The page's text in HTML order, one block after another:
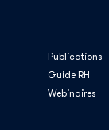
Publications
Guide RH
Webinaires